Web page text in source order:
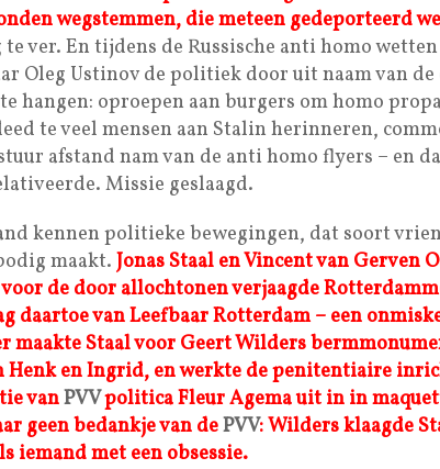
wegstemmen, die meteen gedeporteerd
ver. En tijdens de Russische anti homo
Oleg Ustinov de politiek door uit naam van
hangen: oproepen aan burgers om homo
te veel mensen aan Stalin herinneren,
afstand nam van de anti homo flyers – en
Missie geslaagd.
kennen politieke bewegingen, dat soort
maakt.Jonas Staal en Vincent van Gerven
de door allochtonen verjaagde
daartoe van Leefbaar Rotterdam – een
maakte Staal voor Geert Wilders
Henk en Ingrid, en werkte de penitentiaire
vanPVVpolitica Fleur Agema uit in in
geen bedankje van dePVV:Wilders klaagde
iemand met een obsessie.